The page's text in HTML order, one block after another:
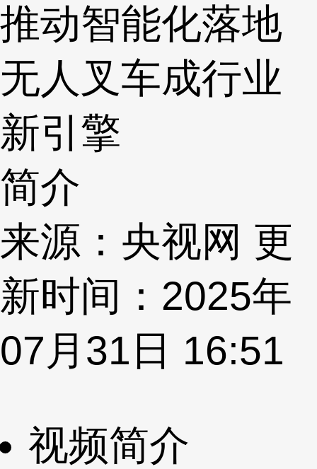
推动智能化落地
无人叉车成行业
新引擎
简介
来源：央视网 更
新时间：2025年
07月31日 16:51
视频简介